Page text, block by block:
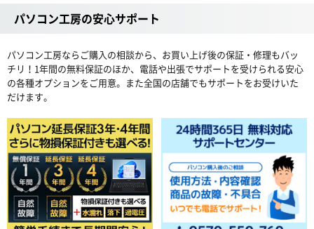
パソコン工房の安心サポート
パソコン工房ならご購入の相談から、お買い上げ後の保証・修理もバッ
チリ！1年間の無料保証のほか、電話や出張でサポートを受けられる安心
の各種オプションをご用意。また全国の店舗でもサポートをお受けいた
だけます。